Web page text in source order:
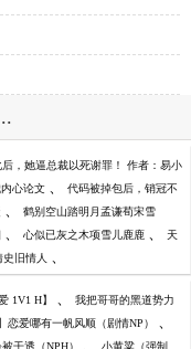
后，她逼总裁以死谢罪！ 作者：易小
心论文 、 代码被掉包后，销冠不
、 鹤别空山踏明月孟谦荀宋雪
、 心似已灰之木项雪儿鹿鹿 、 天
史旧情人 、
1V1 H】 、 我把哥哥的黑道势力
恋爱哪有一帆风顺（剧情NP） 、
干透（NPH） 小黄粱（强制